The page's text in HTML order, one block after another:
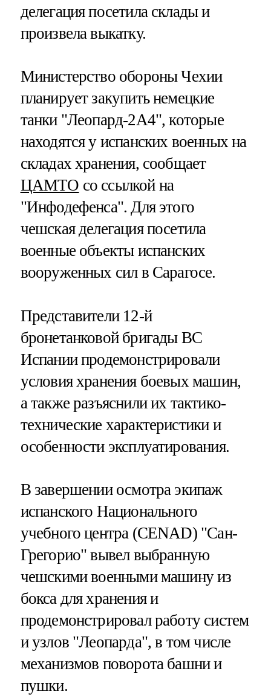
делегация посетила склады и
произвела выкатку.
Министерство обороны Чехии
планирует закупить немецкие
танки "Леопард-2А4", которые
находятся у испанских военных на
складах хранения, сообщает
ЦАМТО со ссылкой на
"Инфодефенса". Для этого
чешская делегация посетила
военные объекты испанских
вооруженных сил в Сарагосе.
Представители 12-й
бронетанковой бригады ВС
Испании продемонстрировали
условия хранения боевых машин,
а также разъяснили их тактико-
технические характеристики и
особенности эксплуатирования.
В завершении осмотра экипаж
испанского Национального
учебного центра (CENAD) "Сан-
Грегорио" вывел выбранную
чешскими военными машину из
бокса для хранения и
продемонстрировал работу систем
и узлов "Леопарда", в том числе
механизмов поворота башни и
пушки.